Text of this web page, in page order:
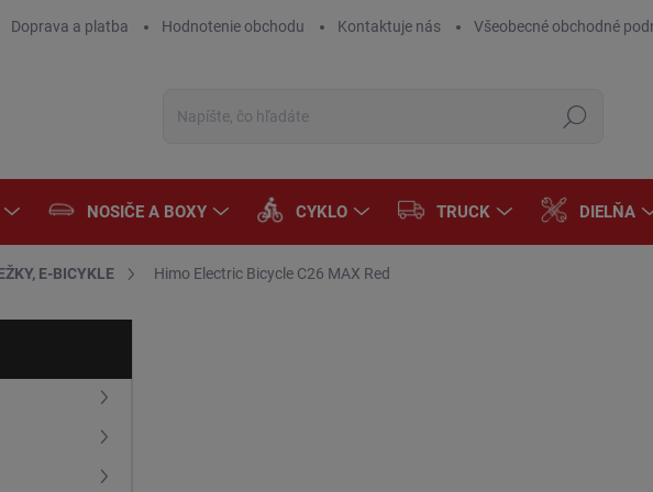
Doprava a platba Hodnotenie obchodu Kontaktuje nás Všeobecné obchodné
Hľadať
NOSIČE A BOXY CYKLO TRUCK DIELŇA
E-BICYKLE Himo Electric Bicycle C26 MAX Red